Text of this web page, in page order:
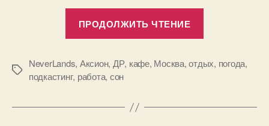
ПРОДОЛЖИТЬ ЧТЕНИЕ
Сити»
Метки
NeverLands, Аксион, ДР, кафе, Москва,отдых, погода,
подкастинг, работа, сон